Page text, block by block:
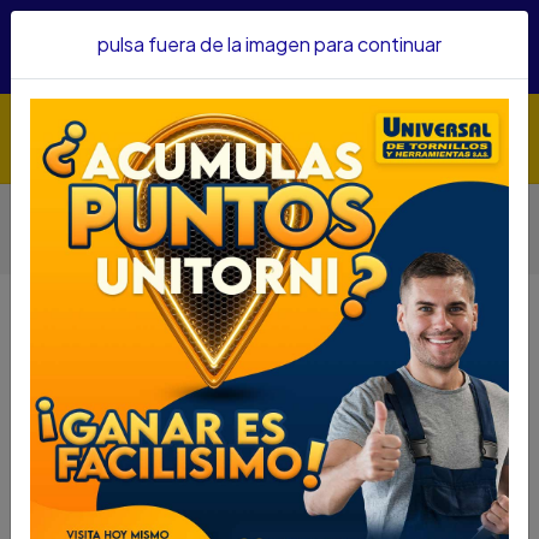
confianza&nbsp;Recibe un KIT PARRILLERO por compras
Inicio Herramientas
Herramienta Manual
Otras Herramientas Manuales
CAJA HERRAMIENTAS TOOLCRAFT INOX 20" REF. TC4044
CAJA HERRAMIENTAS TOOLCRAFT
INOX 20" REF. TC4044
DESCRIPCIÓN
TAPABOCAS DESECHABLES TRES PLIEGUES X 50
UND
SKU.... 40940316
pulsa fuera de la imagen para continuar